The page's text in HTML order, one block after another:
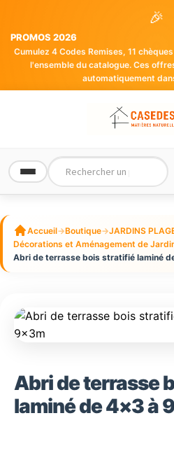
🎉
PROMOS 2026
Cumulez 4 Codes Remises, 11
l'ensemble du catalogue. Ces
automatiquement
Accueil→Boutique→JARDINS
Décorations et Aménagement de
Abri de terrasse bois stratifié laminé
Abri de terrasse
laminé de 4×3 à